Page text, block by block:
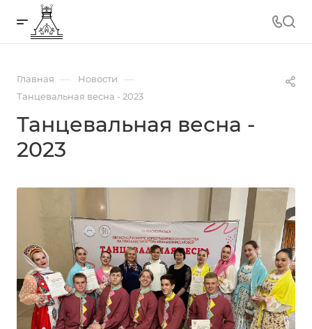
Главная — Новости —
Танцевальная весна - 2023
Танцевальная весна -
2023